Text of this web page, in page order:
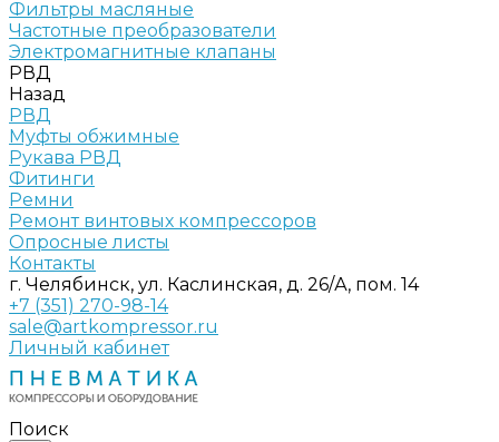
Фильтры масляные
Частотные преобразователи
Электромагнитные клапаны
РВД
Назад
РВД
Муфты обжимные
Рукава РВД
Фитинги
Ремни
Ремонт винтовых компрессоров
Опросные листы
Контакты
г. Челябинск, ул. Каслинская, д. 26/А, пом. 14
+7 (351) 270-98-14
sale@artkompressor.ru
Личный кабинет
Поиск